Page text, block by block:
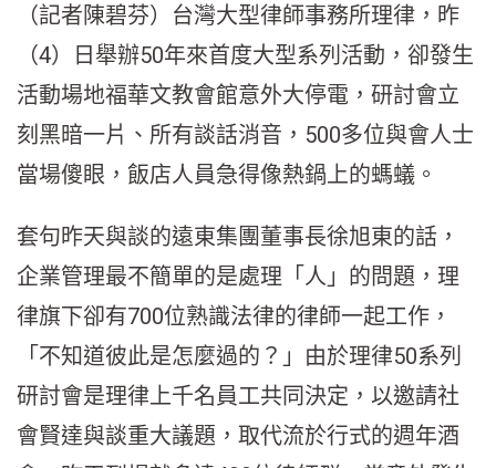
（記者陳碧芬）台灣大型律師事務所理律，昨
（4）日舉辦50年來首度大型系列活動，卻發生
活動場地福華文教會館意外大停電，研討會立
刻黑暗一片、所有談話消音，500多位與會人士
當場傻眼，飯店人員急得像熱鍋上的螞蟻。
套句昨天與談的遠東集團董事長徐旭東的話，
企業管理最不簡單的是處理「人」的問題，理
律旗下卻有700位熟識法律的律師一起工作，
「不知道彼此是怎麼過的？」由於理律50系列
研討會是理律上千名員工共同決定，以邀請社
會賢達與談重大議題，取代流於行式的週年酒